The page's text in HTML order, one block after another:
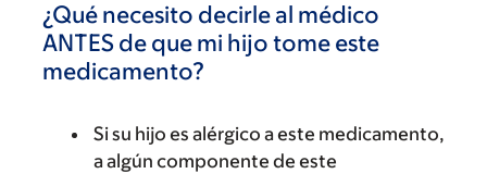
¿Qué necesito decirle al médico
ANTES de que mi hijo tome este
medicamento?
Si su hijo es alérgico a este medicamento,
a algún componente de este